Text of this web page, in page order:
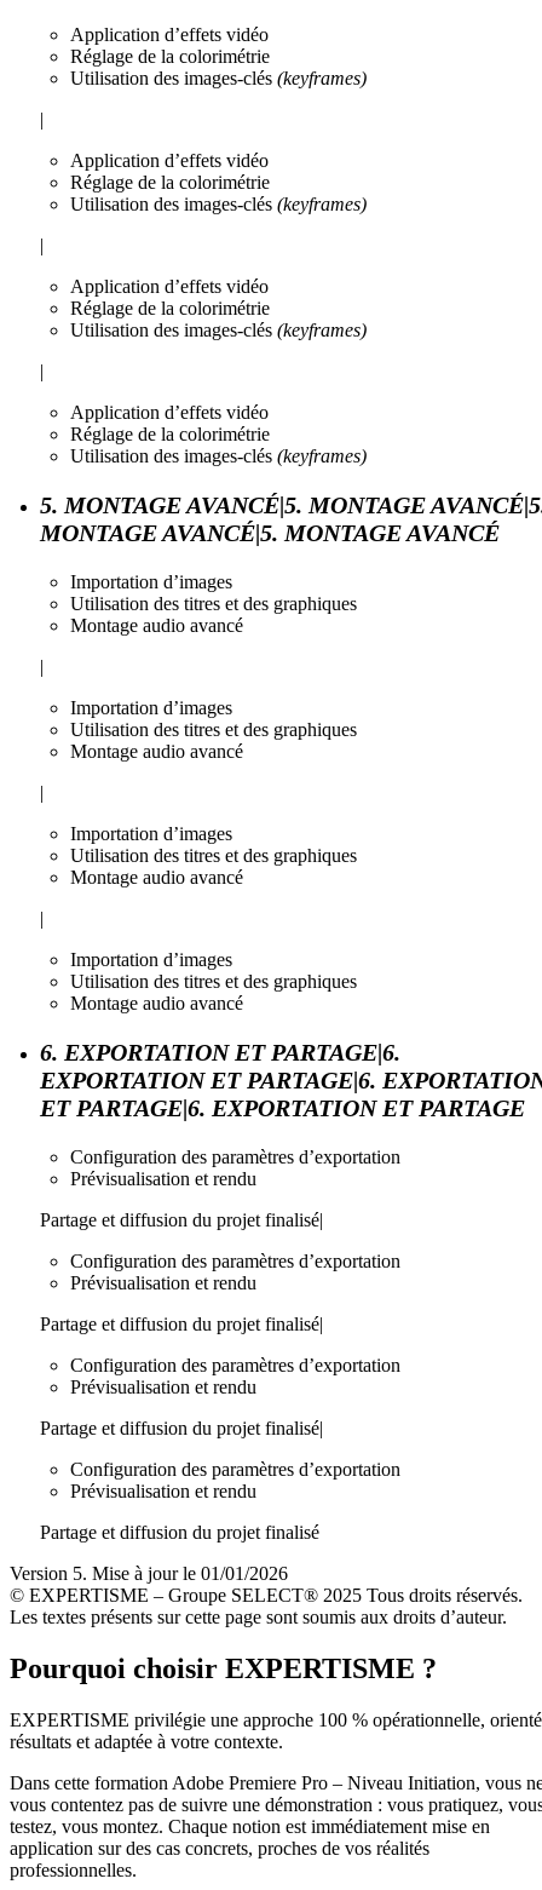
Application d’effets vidéo
Réglage de la colorimétrie
Utilisation des images-clés (keyframes)
|
Application d’effets vidéo
Réglage de la colorimétrie
Utilisation des images-clés (keyframes)
|
Application d’effets vidéo
Réglage de la colorimétrie
Utilisation des images-clés (keyframes)
|
Application d’effets vidéo
Réglage de la colorimétrie
Utilisation des images-clés (keyframes)
5. MONTAGE AVANCÉ|5. MONTAGE
MONTAGE AVANCÉ|5. MONTAGE AVANCÉ
Importation d’images
Utilisation des titres et des graphiques
Montage audio avancé
|
Importation d’images
Utilisation des titres et des graphiques
Montage audio avancé
|
Importation d’images
Utilisation des titres et des graphiques
Montage audio avancé
|
Importation d’images
Utilisation des titres et des graphiques
Montage audio avancé
6. EXPORTATION ET PARTAGE|6.
EXPORTATION ET PARTAGE|6.
ET PARTAGE|6. EXPORTATION ET PARTAGE
Configuration des paramètres d’exportation
Prévisualisation et rendu
Partage et diffusion du projet finalisé|
Configuration des paramètres d’exportation
Prévisualisation et rendu
Partage et diffusion du projet finalisé|
Configuration des paramètres d’exportation
Prévisualisation et rendu
Partage et diffusion du projet finalisé|
Configuration des paramètres d’exportation
Prévisualisation et rendu
Partage et diffusion du projet finalisé
Version 5. Mise à jour le 01/01/2026
© EXPERTISME – Groupe SELECT® 2025 Tous droits réservés.
Les textes présents sur cette page sont soumis aux droits d’auteur.
Pourquoi choisir EXPERTISME ?
EXPERTISME privilégie une approche 100 % opérationnelle,
résultats et adaptée à votre contexte.
Dans cette formation Adobe Premiere Pro – Niveau Initiation, vous
vous contentez pas de suivre une démonstration : vous pratiquez,
testez, vous montez. Chaque notion est immédiatement mise en
application sur des cas concrets, proches de vos réalités
professionnelles.